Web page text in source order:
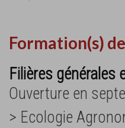
Formation(s)
Filières générales
Ouverture en
> Ecologie